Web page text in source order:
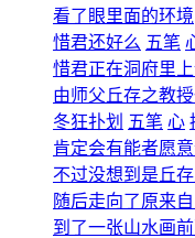
看了眼里面的环境
惜君还好么 五笔
惜君正在洞府里
由师父丘存之教
冬狂扑划 五笔 心
肯定会有能者愿
不过没想到是丘
随后走向了原来
到了一张山水画